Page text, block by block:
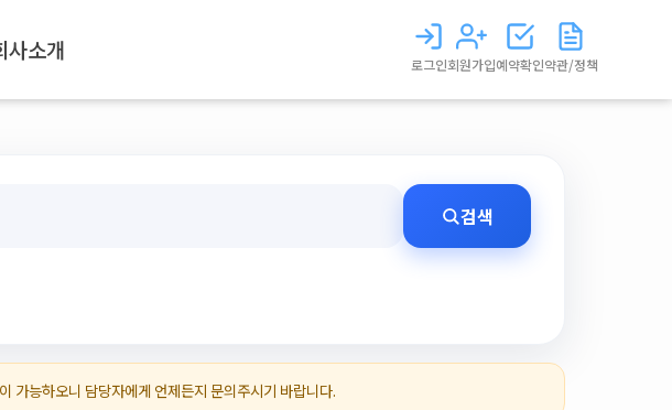
사소개
로그인회원가입예약확인약관/정책
검색
가능하오니 담당자에게 언제든지 문의주시기 바랍니다.